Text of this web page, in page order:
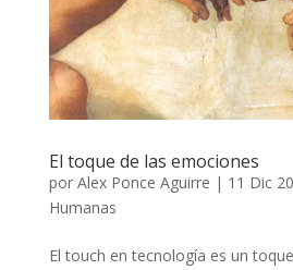
El toque de las emociones
por Alex Ponce Aguirre | 11 Dic
Humanas
El touch en tecnología es un